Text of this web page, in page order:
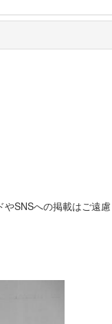
SNSへの掲載はご遠